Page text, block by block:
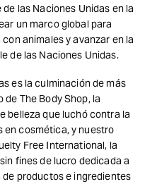
las Naciones Unidas en la
un marco global para
animales y avanzar en la
de las Naciones Unidas.
es la culminación de más
The Body Shop, la
belleza que luchó contra la
en cosmética, y nuestro
Free International, la
fines de lucro dedicada a
productos e ingredientes